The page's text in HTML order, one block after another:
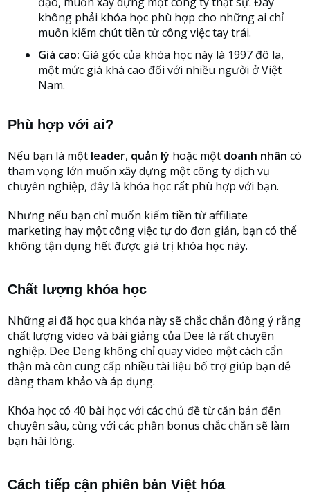
không phải khóa học phù hợp cho những ai chỉ
muốn kiếm chút tiền từ công việc tay trái.
Giá cao: Giá gốc của khóa học này là 1997 đô la,
một mức giá khá cao đối với nhiều người ở Việt
Nam.
Phù hợp với ai?
Nếu bạn là một leader, quản lý hoặc một doanh nhân có
tham vọng lớn muốn xây dựng một công ty dịch vụ
chuyên nghiệp, đây là khóa học rất phù hợp với bạn.
Nhưng nếu bạn chỉ muốn kiếm tiền từ affiliate
marketing hay một công việc tự do đơn giản, bạn có thể
không tận dụng hết được giá trị khóa học này.
Chất lượng khóa học
Những ai đã học qua khóa này sẽ chắc chắn đồng ý rằng
chất lượng video và bài giảng của Dee là rất chuyên
nghiệp. Dee Deng không chỉ quay video một cách cẩn
thận mà còn cung cấp nhiều tài liệu bổ trợ giúp bạn dễ
dàng tham khảo và áp dụng.
Khóa học có 40 bài học với các chủ đề từ căn bản đến
chuyên sâu, cùng với các phần bonus chắc chắn sẽ làm
bạn hài lòng.
Cách tiếp cận phiên bản Việt hóa